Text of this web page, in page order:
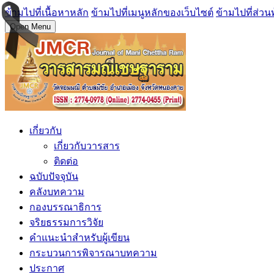
ข้ามไปที่เนื้อหาหลัก ข้ามไปที่เมนูหลักของเว็บไซต์ ข้ามไปที่ส่วน
Open Menu
เกี่ยวกับ
เกี่ยวกับวารสาร
ติดต่อ
ฉบับปัจจุบัน
คลังบทความ
กองบรรณาธิการ
จริยธรรมการวิจัย
คำแนะนำสำหรับผู้เขียน
กระบวนการพิจารณาบทความ
ประกาศ